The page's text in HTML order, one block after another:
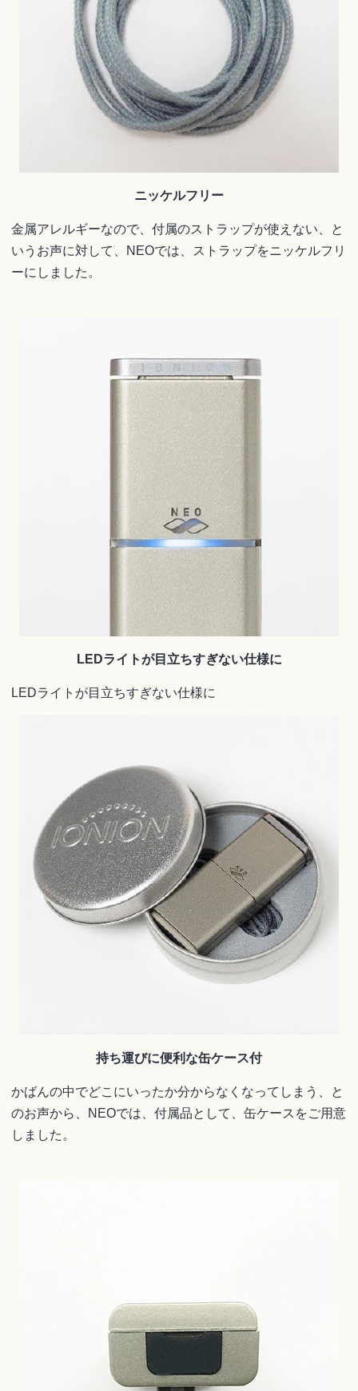
ニッケルフリー
金属アレルギーなので、付属のストラップが使えない、と
いうお声に対して、NEOでは、ストラップをニッケルフリ
ーにしました。
LEDライトが目立ちすぎない仕様に
LEDライトが目立ちすぎない仕様に
持ち運びに便利な缶ケース付
かばんの中でどこにいったか分からなくなってしまう、と
のお声から、NEOでは、付属品として、缶ケースをご用意
しました。